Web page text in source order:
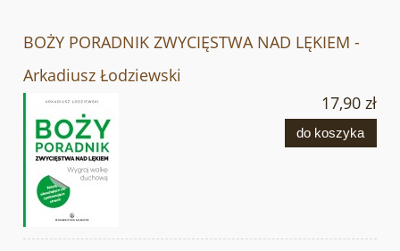
BOŻY PORADNIK ZWYCIĘSTWA NAD LĘKIEM -
Arkadiusz Łodziewski
17,90 zł
do koszyka